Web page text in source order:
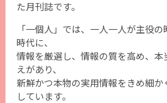
た月刊誌です。
「一個人」では、一人一人が主役
時代に、
情報を厳選し、情報の質を高め、本
えがあり、
新鮮かつ本物の実用情報をきめ細
しています。